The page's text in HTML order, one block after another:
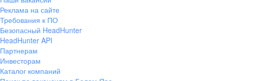
Реклама на сайте
Требования к ПО
Безопасный HeadHunter
HeadHunter API
Партнерам
Инвесторам
Каталог компаний